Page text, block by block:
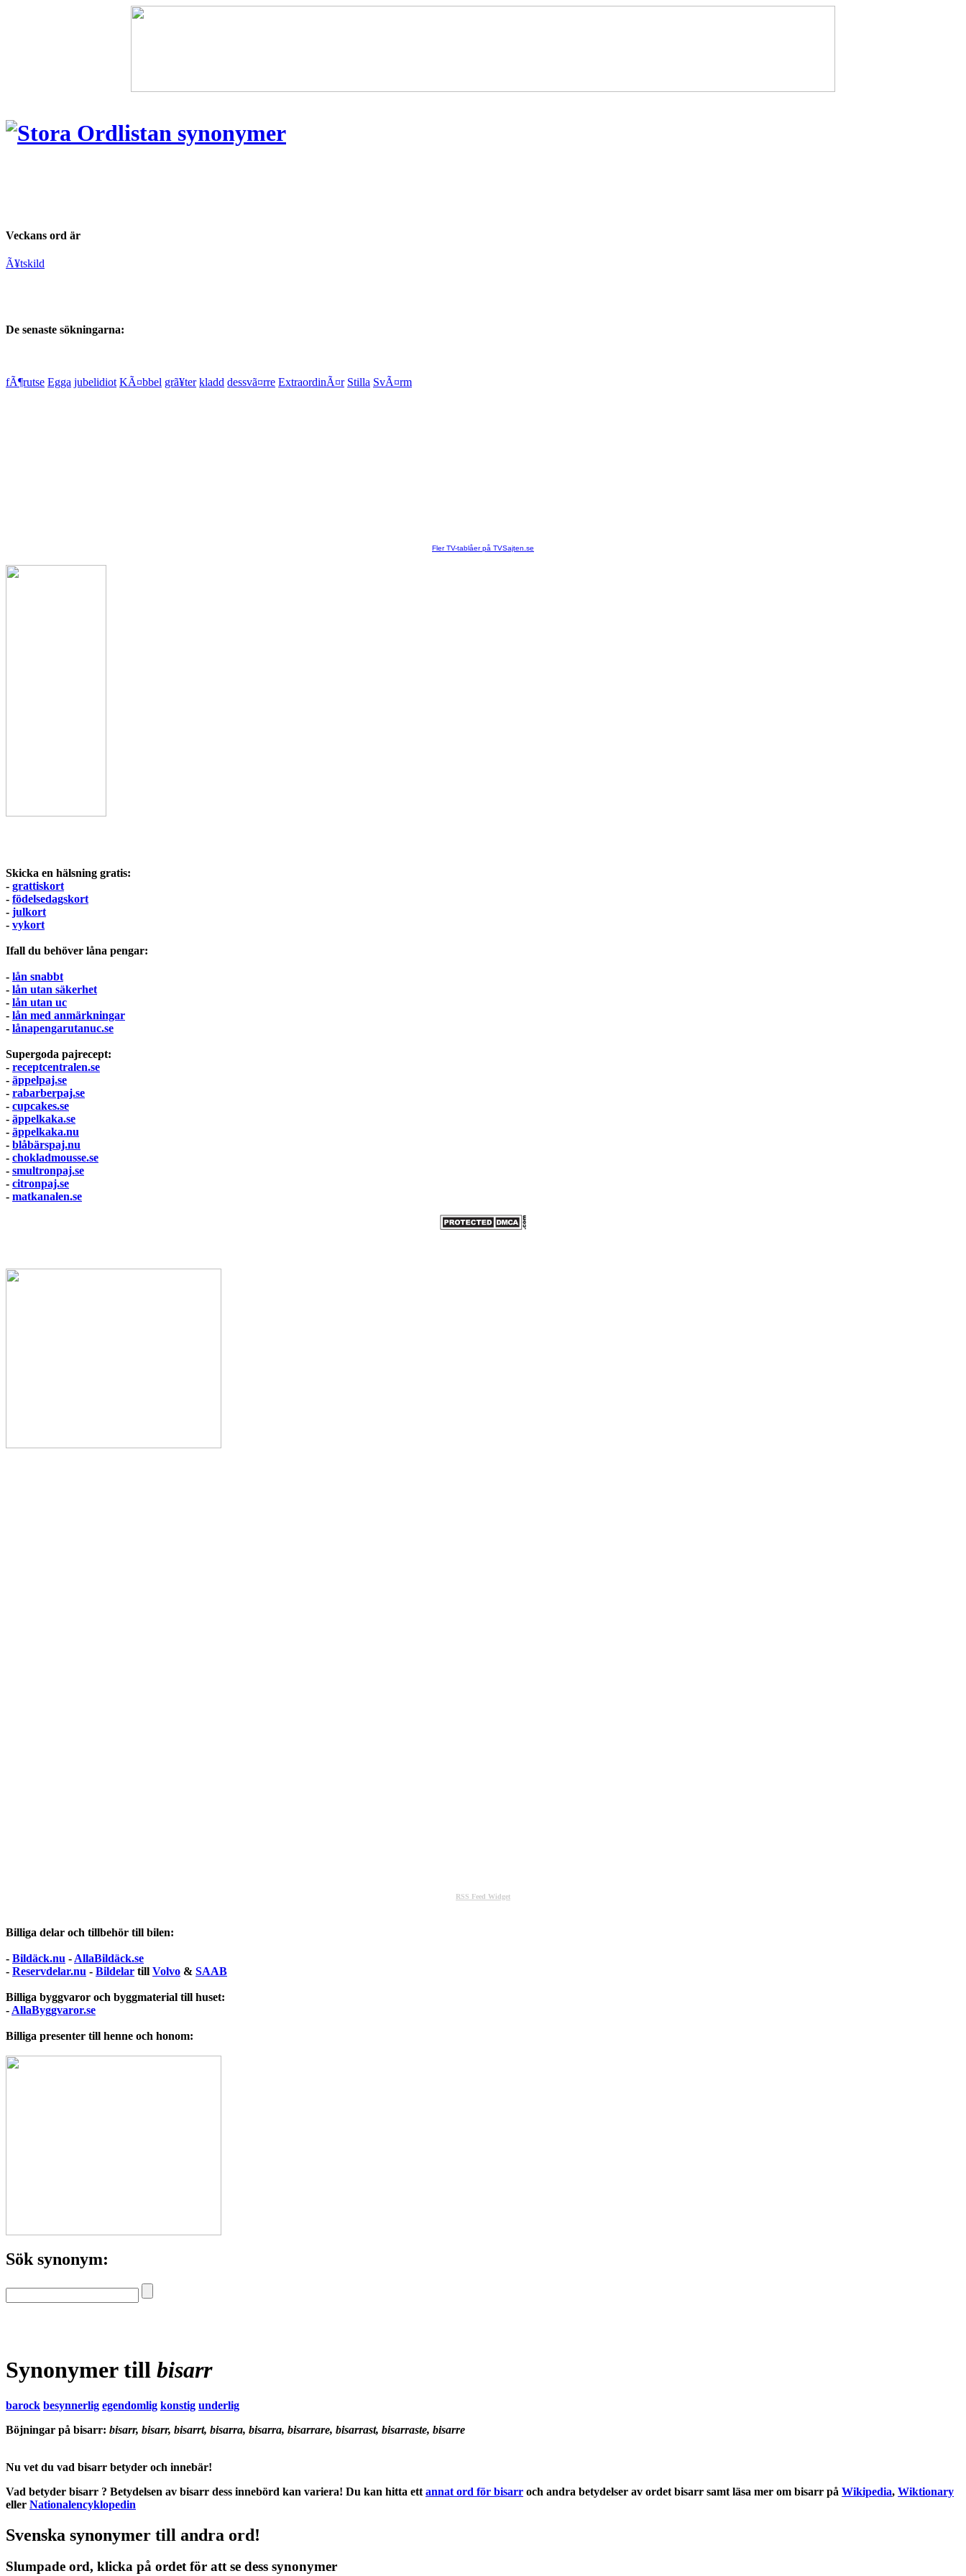
Veckans ord är
Ã¥tskild
De senaste sökningarna:
fÃ¶rutse Egga jubelidiot KÃ¤bbel grã¥ter kladd dessvã¤rre ExtraordinÃ¤r Stilla SvÃ¤rm
Fler TV-tablåer på TVSajten.se
Skicka en hälsning gratis:
- grattiskort
- födelsedagskort
- julkort
- vykort
Ifall du behöver låna pengar:
- lån snabbt
- lån utan säkerhet
- lån utan uc
- lån med anmärkningar
- lånapengarutanuc.se
Supergoda pajrecept:
- receptcentralen.se
- äppelpaj.se
- rabarberpaj.se
- cupcakes.se
- äppelkaka.se
- äppelkaka.nu
- blåbärspaj.nu
- chokladmousse.se
- smultronpaj.se
- citronpaj.se
- matkanalen.se
RSS Feed Widget
Billiga delar och tillbehör till bilen:
- Bildäck.nu - AllaBildäck.se
- Reservdelar.nu - Bildelar till Volvo & SAAB
Billiga byggvaror och byggmaterial till huset:
- AllaByggvaror.se
Billiga presenter till henne och honom:
Sök synonym:
Synonymer till bisarr
barock besynnerlig egendomlig konstig underlig
Böjningar på bisarr: bisarr, bisarr, bisarrt, bisarra, bisarra, bisarrare, bisarrast, bisarraste, bisarre
Nu vet du vad bisarr betyder och innebär!
Vad betyder bisarr ? Betydelsen av bisarr dess innebörd kan variera! Du kan hitta ett annat ord för bisarr och andra betydelser av ordet bisarr samt läsa mer om bisarr på Wikipedia, Wiktionary
eller Nationalencyklopedin
Svenska synonymer till andra ord!
Slumpade ord, klicka på ordet för att se dess synonymer